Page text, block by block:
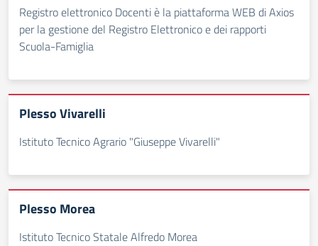
Registro elettronico Docenti è la piattaforma WEB di Axios
per la gestione del Registro Elettronico e dei rapporti
Scuola-Famiglia
Plesso Vivarelli
Istituto Tecnico Agrario "Giuseppe Vivarelli"
Plesso Morea
Istituto Tecnico Statale Alfredo Morea